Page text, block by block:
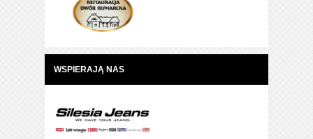
WSPIERAJĄ NAS